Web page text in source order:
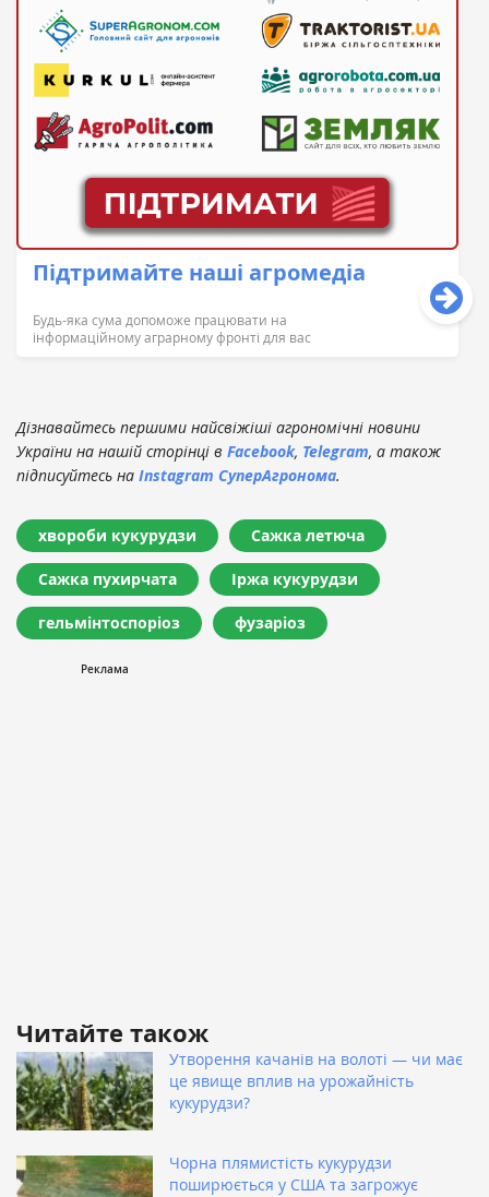
Підтримайте наші агромедіа
Будь-яка сума допоможе працювати на
інформаційному аграрному фронті для вас
Дізнавайтесь першими найсвіжіші агрономічні новини
України на нашій сторінці в Facebook, Telegram, а також
підписуйтесь на Instagram СуперАгронома.
хвороби кукурудзи Сажка летюча
Сажка пухирчата Іржа кукурудзи
гельмінтоспоріоз фузаріоз
Читайте також
Утворення качанів на волоті — чи має
це явище вплив на урожайність
кукурудзи?
Чорна плямистість кукурудзи
поширюється у США та загрожує